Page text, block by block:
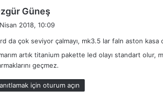
Güneş
i
k
i
:
2018, 10:09
da çok seviyor çalmayı, mk3.5 lar faln aston kasa
artık titanium pakette led olayı standart olur,
geçmez.
için oturum açın